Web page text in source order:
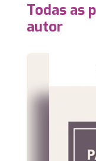
Todas as
autor